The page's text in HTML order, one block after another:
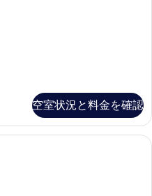
空室状況と料金を確認
防音設備、WiFi (無料)、客室ごとに